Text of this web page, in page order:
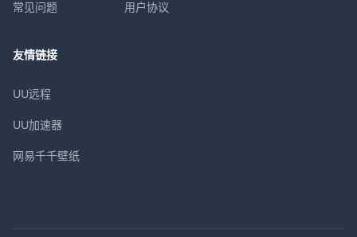
常见问题 用户协议
友情链接
UU远程
UU加速器
网易千千壁纸